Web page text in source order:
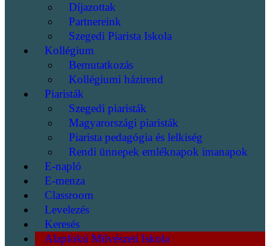
Díjazottak
Partnereink
Szegedi Piarista Iskola
Kollégium
Bemutatkozás
Kollégiumi házirend
Piaristák
Szegedi piaristák
Magyarországi piaristák
Piarista pedagógia és lelkiség
Rendi ünnepek emléknapok imanapok
E-napló
E-menza
Classroom
Levelezés
Keresés
Alapfokú Művészeti Iskola